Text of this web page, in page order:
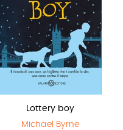
Lottery boy
Michael Byrne